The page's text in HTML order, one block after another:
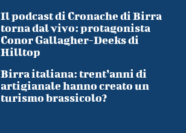
Il podcast di Cronache di Birra
torna dal vivo: protagonista
Conor Gallagher-Deeks di
Hilltop
Birra italiana: trent’anni di
artigianale hanno creato un
turismo brassicolo?